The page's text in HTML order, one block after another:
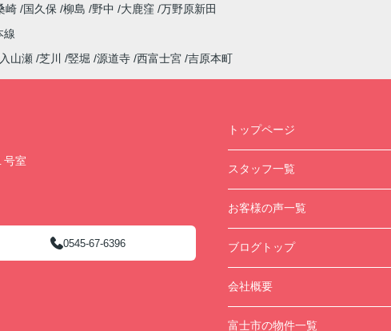
崎 国久保 柳島 野中 大鹿窪 万野原新田
線
入山瀬 芝川 竪堀 源道寺 西富士宮 吉原本町
号室
0545-67-6396
トップページ
スタッフ一覧
お客様の声一覧
ブログトップ
会社概要
富士市の物件一覧